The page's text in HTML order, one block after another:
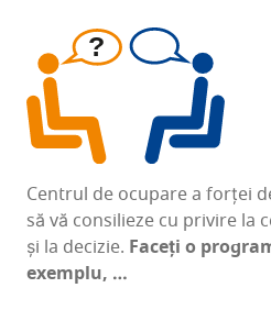
Cen­trul de ocu­pa­re a for­ței
să vă con­si­li­e­ze cu pri­vi­re la
și la deci­zie. Faceți o
exemplu, …